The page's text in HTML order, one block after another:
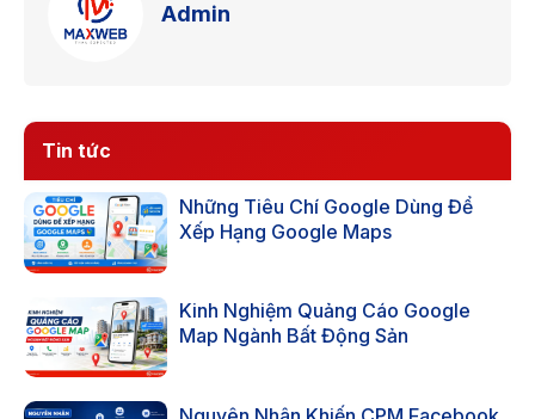
Admin
Tin tức
Những Tiêu Chí Google Dùng Để
Xếp Hạng Google Maps
Kinh Nghiệm Quảng Cáo Google
Map Ngành Bất Động Sản